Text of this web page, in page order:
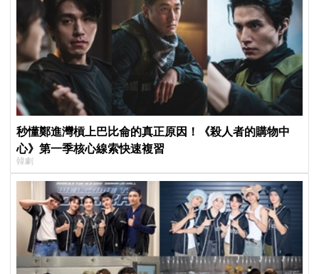
秒懂鄭進灣槓上巴比侖的真正原因！《殺人者的購物中
心》第一季核心線索快速複習
韓劇